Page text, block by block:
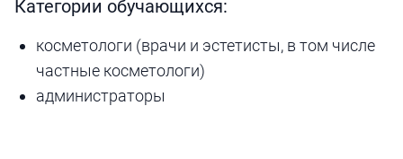
Категории обучающихся:
косметологи (врачи и эстетисты, в том числе
частные косметологи)
администраторы